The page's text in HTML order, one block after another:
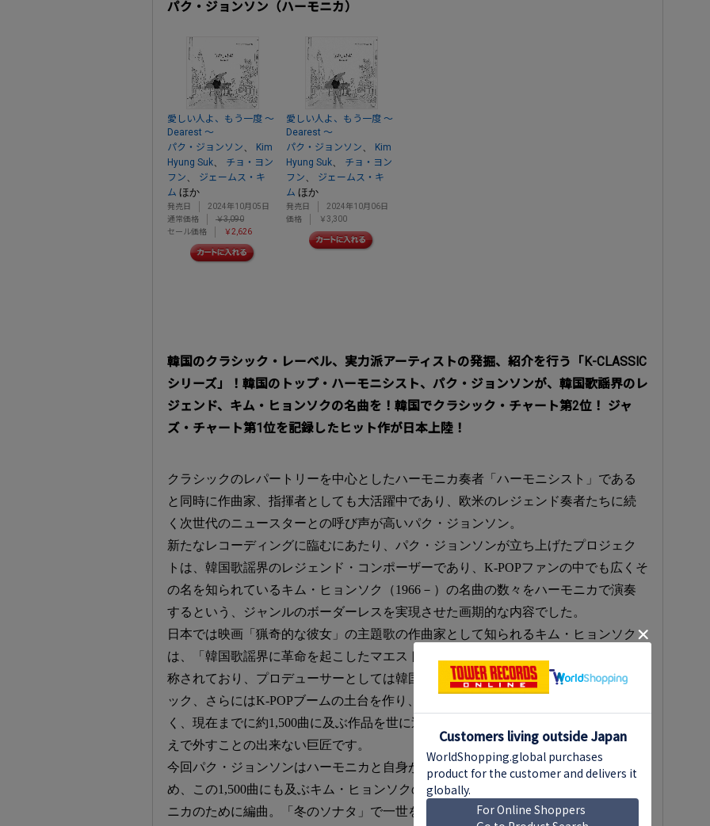
パク・ジョンソン（ハーモニカ）
愛しい人よ、もう一度 ～
Dearest ～
パク・ジョンソン
Kim
Hyung Suk
チョ・ヨン
フン
ジェームス・キ
ム ほか
発売日
2024年10月05日
通常価格
￥3,090
セール価格
￥2,626
愛しい人よ、もう一度 ～
Dearest ～
パク・ジョンソン
Kim
Hyung Suk
チョ・ヨン
フン
ジェームス・キ
ム ほか
発売日
2024年10月06日
価格
￥3,300
韓国のクラシック・レーベル、実力派アーティストの発掘、紹介を行う「K-CLASSIC
シリーズ」！韓国のトップ・ハーモニシスト、パク・ジョンソンが、韓国歌謡界のレ
ジェンド、キム・ヒョンソクの名曲を！韓国でクラシック・チャート第2位！ ジャ
ズ・チャート第1位を記録したヒット作が日本上陸！
クラシックのレパートリーを中心としたハーモニカ奏者「ハーモニシスト」である
と同時に作曲家、指揮者としても大活躍中であり、欧米のレジェンド奏者たちに続
く次世代のニュースターとの呼び声が高いパク・ジョンソン。
新たなレコーディングに臨むにあたり、パク・ジョンソンが立ち上げたプロジェク
トは、韓国歌謡界のレジェンド・コンポーザーであり、K-POPファンの中でも広くそ
の名を知られているキム・ヒョンソク（1966－）の名曲の数々をハーモニカで演奏
するという、ジャンルのボーダーレスを実現させた画期的な内容でした。
日本では映画「猟奇的な彼女」の主題歌の作曲家として知られるキム・ヒョンソク
は、「韓国歌謡界に革命を起こしたマエストロ」、「生きるレジェンド」などとも
称されており、プロデューサーとしては韓国におけるドラマ、映画のサウンドトラ
ック、さらにはK-POPブームの土台を作り、その存在を盤石のものとしただけでな
く、現在までに約1,500曲に及ぶ作品を世に送り出したまさに同国の音楽界を語るう
えで外すことの出来ない巨匠です。
今回パク・ジョンソンはハーモニカと自身が信頼を寄せる仲間たちとの演奏のた
め、この1,500曲にも及ぶキム・ヒョンソクの作品の中から選び抜いた10曲をハーモ
ニカのために編曲。「冬のソナタ」で一世を風靡した故パク・ヨンハの「初めて出